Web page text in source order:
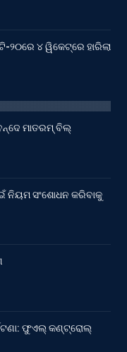
୪ ୱିକେଟ୍‌ରେ ହାରିଲା
ମାତରମ୍‌ ବିଲ୍‌
ନିୟମ ସଂଶୋଧନ କରିବାକୁ
ଫୁଏଲ୍‌ କଣ୍ଟ୍ରୋଲ୍‌